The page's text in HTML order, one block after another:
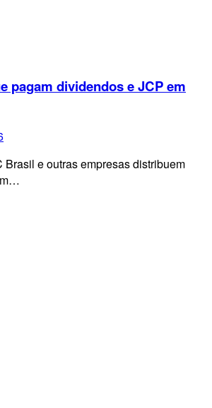
pagam dividendos e JCP em
Brasil e outras empresas distribuem